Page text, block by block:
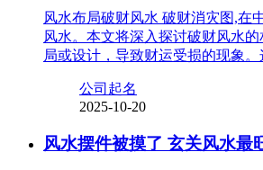
风水布局破财风水 破财消灾图,在
风水。本文将深入探讨破财风水
局或设计，导致财运受损的现象
公司起名
2025-10-20
风水摆件被摸了 玄关风水最